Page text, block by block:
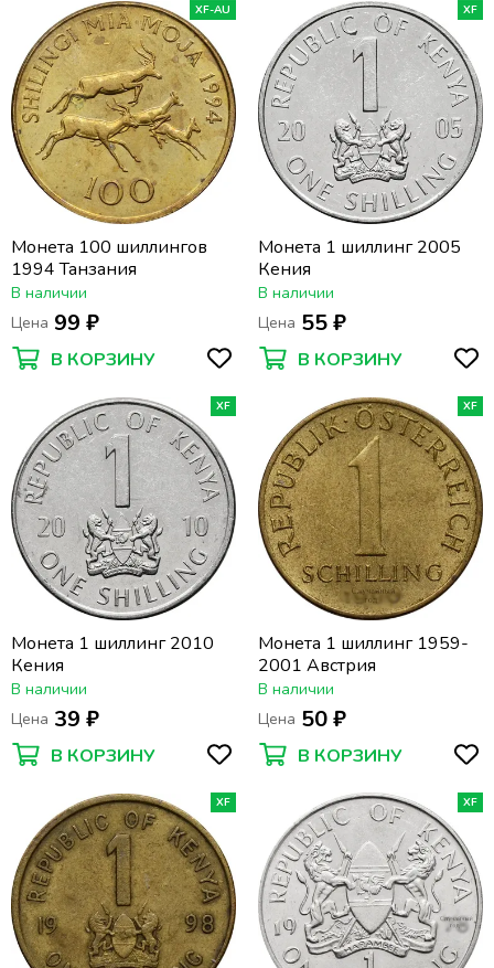
XF-AU
Монета 100 шиллингов
1994 Танзания
В наличии
Цена 99 ₽
В КОРЗИНУ
XF
Монета 1 шиллинг 2005
Кения
В наличии
Цена 55 ₽
В КОРЗИНУ
XF
Монета 1 шиллинг 2010
Кения
В наличии
Цена 39 ₽
В КОРЗИНУ
XF
Монета 1 шиллинг 1959-
2001 Австрия
В наличии
Цена 50 ₽
В КОРЗИНУ
XF XF